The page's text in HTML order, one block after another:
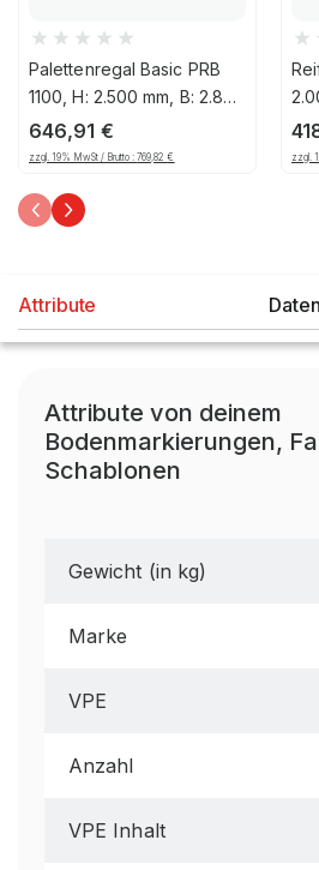
Palettenregal Basic PRB
1100, H: 2.500 mm, B: 2.860
mm, Palettengewicht: 1000
kg, Palettenplätze: 12
646,91 €
zzgl. 19% MwSt / Brutto :769,82€
T:
zzgl.
Attribute
Attribute von deinem
Bodenmarkierungen,
Schablonen
Gewicht (in kg)
Marke
VPE
Anzahl
VPE Inhalt